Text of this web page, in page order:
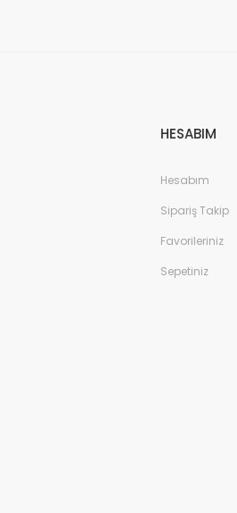
HESABIM
Hesabım
Sipariş Takip
Favorileriniz
Sepetiniz